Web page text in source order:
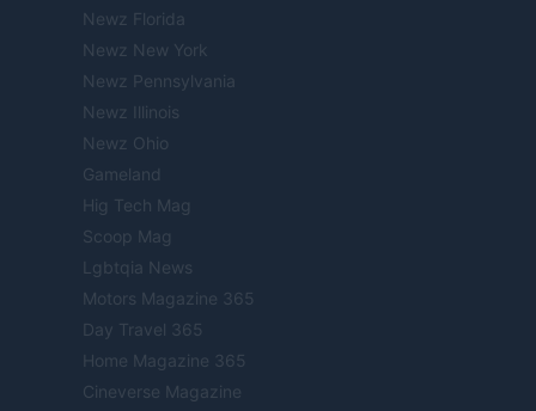
Newz Florida
Newz New York
Newz Pennsylvania
Newz Illinois
Newz Ohio
Gameland
Hig Tech Mag
Scoop Mag
Lgbtqia News
Motors Magazine 365
Day Travel 365
Home Magazine 365
Cineverse Magazine